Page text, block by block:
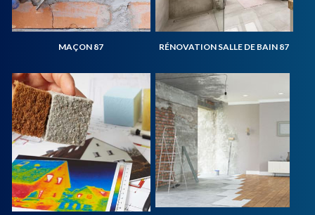
MAÇON 87 RÉNOVATION SALLE DE BAIN 87